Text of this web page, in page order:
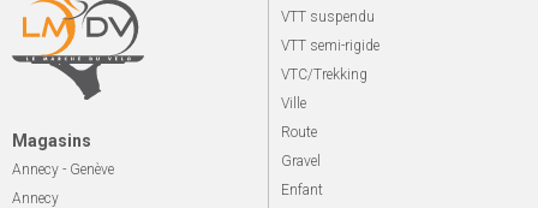
Magasins
Annecy - Genève
Annecy
VTT suspendu
VTT semi-rigide
VTC/Trekking
Ville
Route
Gravel
Enfant